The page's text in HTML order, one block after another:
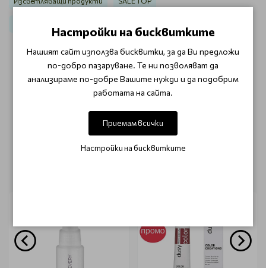
ОТЗИВИ (0)
Този продукт няма отзиви.
НАПИШЕТЕ ОТЗИВ
Настройки на бисквитките
Нашият сайт използва бисквитки, за да Ви предложи
по-добро пазаруване. Те ни позволяват да
анализираме по-добре Вашите нужди и да подобрим
работата на сайта.
Приемам всички
Настройки на бисквитките